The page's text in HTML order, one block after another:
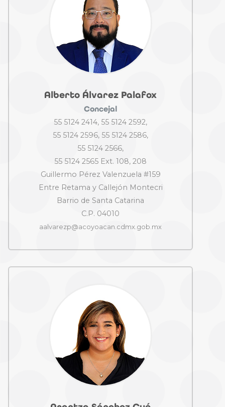
Alberto Álvarez Palafox
Concejal
55 5124 2414, 55 5124 2592,
55 5124 2596, 55 5124 2586,
55 5124 2566,
55 5124 2565 Ext. 108, 208
Guillermo Pérez Valenzuela #159
Entre Retama y Callejón Montecri
Barrio de Santa Catarina
C.P. 04010
aalvarezp@acoyoacan.cdmx.gob.mx